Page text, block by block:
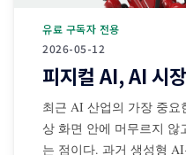
2026-05-12
유료 구독자 전용
최근 AI 산업의 가장 중
상 화면 안에 머무르지 않
는 점이다. 과거 생성형